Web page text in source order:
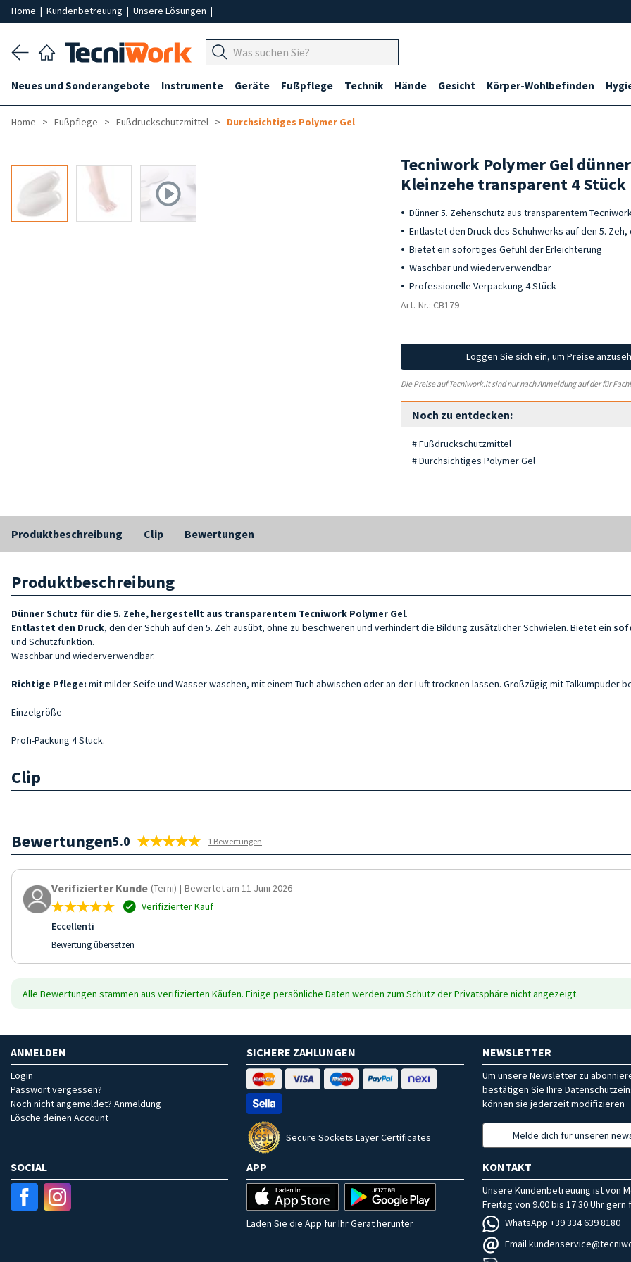
Home | Kundenbetreuung | Unsere Lösungen |
Neues und Sonderangebote Instrumente Geräte Fußpflege Technik Hände Gesicht Körper-Wohlbefinden
Home Fußpflege Fußdruckschutzmittel Durchsichtiges Polymer Gel
Tecniwork Polymer Gel
Kleinzehe transparent 4 Stück
Dünner 5. Zehenschutz aus transparentem
Entlastet den Druck des Schuhwerks auf den 5.
Bietet ein sofortiges Gefühl der Erleichterung
Waschbar und wiederverwendbar
Professionelle Verpackung 4 Stück
Art.-Nr.: CB179
Loggen Sie sich ein, um Preise
Die Preise auf Tecniwork.it sind nur nach Anmeldung auf der für
Noch zu entdecken:
# Fußdruckschutzmittel
# Durchsichtiges Polymer Gel
Produktbeschreibung Clip Bewertungen
Produktbeschreibung
Dünner Schutz für die 5. Zehe, hergestellt aus transparentem Tecniwork Polymer Gel.
Entlastet den Druck, den der Schuh auf den 5. Zeh ausübt, ohne zu beschweren und verhindert die Bildung zusätzlicher Schwielen. Bietet ein
und Schutzfunktion.
Waschbar und wiederverwendbar.
Richtige Pflege: mit milder Seife und Wasser waschen, mit einem Tuch abwischen oder an der Luft trocknen lassen. Großzügig mit Talkumpuder
Einzelgröße
Profi-Packung 4 Stück.
Clip
Bewertungen5.0 1 Bewertungen
Verifizierter Kunde (Terni) | Bewertet am 11 Juni 2026
Verifizierter Kauf
Eccellenti
Bewertung übersetzen
Alle Bewertungen stammen aus verifizierten Käufen. Einige persönliche Daten werden zum Schutz der Privatsphäre nicht angezeigt.
ANMELDEN
Login
Passwort vergessen?
Noch nicht angemeldet? Anmeldung
Lösche deinen Account
SICHERE ZAHLUNGEN
Secure Sockets Layer Certificates
NEWSLETTER
Um unsere Newsletter zu
bestätigen Sie Ihre
können sie jederzeit modifizieren
Melde dich für unseren
SOCIAL APP
Laden Sie die App für Ihr Gerät herunter
KONTAKT
Unsere Kundenbetreuung ist von
Freitag von 9.00 bis 17.30 Uhr gern
WhatsApp +39 334 639 8180
Email